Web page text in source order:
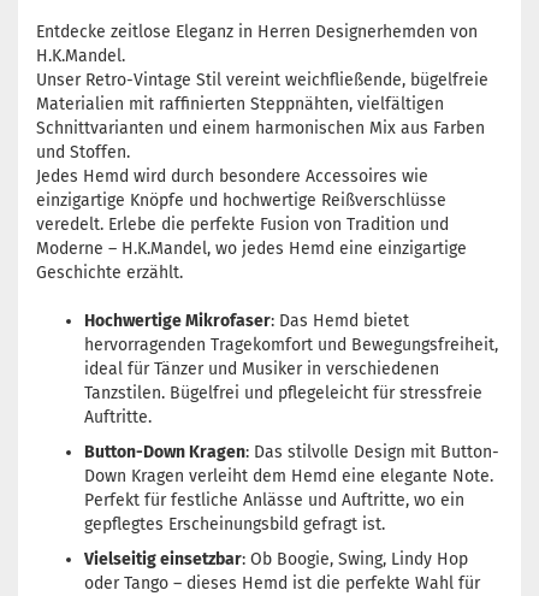
Entdecke zeitlose Eleganz in Herren Designerhemden von
H.K.Mandel.
Unser Retro-Vintage Stil vereint weichfließende, bügelfreie
Materialien mit raffinierten Steppnähten, vielfältigen
Schnittvarianten und einem harmonischen Mix aus Farben
und Stoffen.
Jedes Hemd wird durch besondere Accessoires wie
einzigartige Knöpfe und hochwertige Reißverschlüsse
veredelt. Erlebe die perfekte Fusion von Tradition und
Moderne – H.K.Mandel, wo jedes Hemd eine einzigartige
Geschichte erzählt.
Hochwertige Mikrofaser: Das Hemd bietet
hervorragenden Tragekomfort und Bewegungsfreiheit,
ideal für Tänzer und Musiker in verschiedenen
Tanzstilen. Bügelfrei und pflegeleicht für stressfreie
Auftritte.
Button-Down Kragen: Das stilvolle Design mit Button-
Down Kragen verleiht dem Hemd eine elegante Note.
Perfekt für festliche Anlässe und Auftritte, wo ein
gepflegtes Erscheinungsbild gefragt ist.
Vielseitig einsetzbar: Ob Boogie, Swing, Lindy Hop
oder Tango – dieses Hemd ist die perfekte Wahl für